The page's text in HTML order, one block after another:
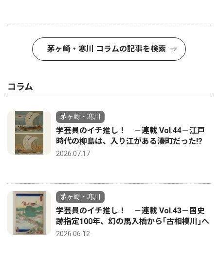
茅ヶ崎・寒川 コラムの記事を検索
コラム
茅ヶ崎・寒川
学芸員のイチ推し！ －連載 Vol.44－江戸
時代の柳島は、入り江がある湊町だった!?
2026.07.17
茅ヶ崎・寒川
学芸員のイチ推し！ －連載 Vol.43－国史
跡指定100年、幻の馬入橋から｢古相模川｣へ
2026.06.12